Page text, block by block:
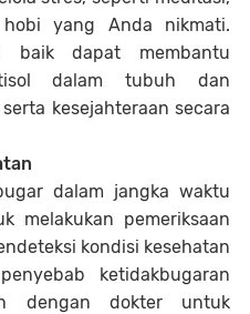
yang Anda nikmati.
baik dapat membantu
dalam tubuh dan
kesejahteraan secara
dalam jangka waktu
melakukan pemeriksaan
kondisi kesehatan
ketidakbugaran
dengan dokter untuk